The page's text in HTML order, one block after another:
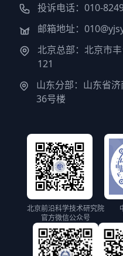
投诉电话：010-
邮箱地址：
北京总部：北京市
121
山东分部：山东省
36号楼
北京前沿科学技术研究院
官方微信公众号